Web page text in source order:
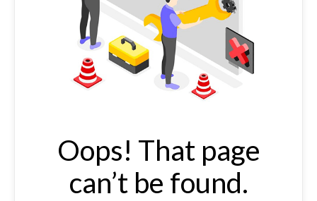
Oops! That page
can’t be found.